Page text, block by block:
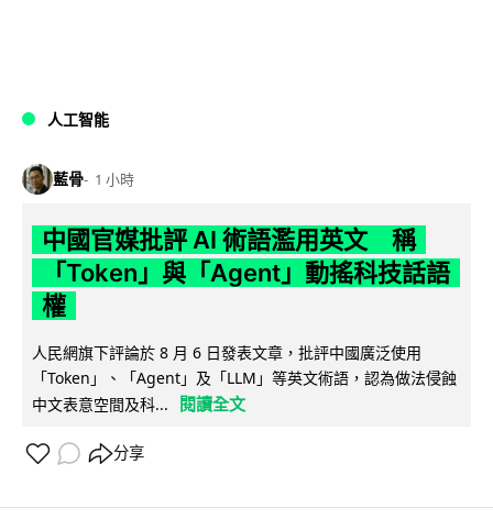
人工智能
藍骨 1 小時
中國官媒批評 AI 術語濫用英文 稱
「Token」與「Agent」動搖科技話語
權
人民網旗下評論於 8 月 6 日發表文章，批評中國廣泛使用
「Token」、「Agent」及「LLM」等英文術語，認為做法侵蝕
中文表意空間及科...
閱讀全文
分享